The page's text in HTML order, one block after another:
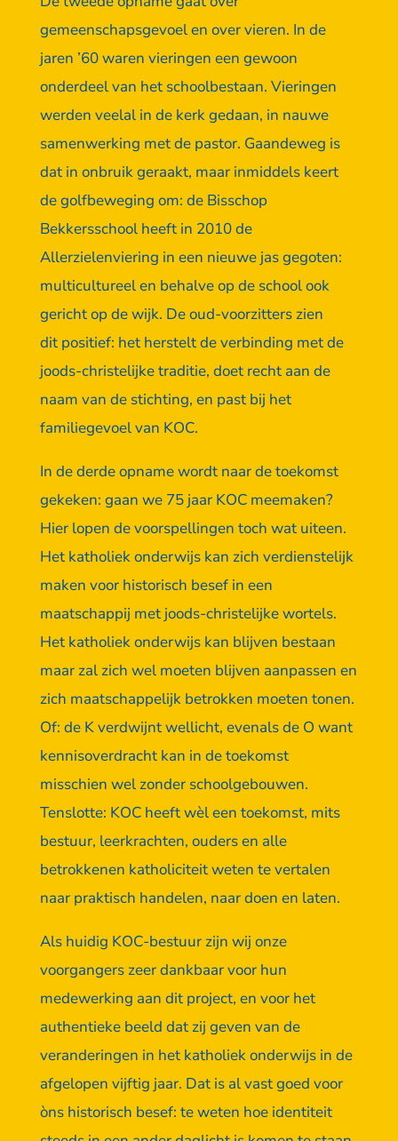
gemeenschapsgevoel en over vieren. In de
jaren ’60 waren vieringen een gewoon
onderdeel van het schoolbestaan. Vieringen
werden veelal in de kerk gedaan, in nauwe
samenwerking met de pastor. Gaandeweg is
dat in onbruik geraakt, maar inmiddels keert
de golfbeweging om: de Bisschop
Bekkersschool heeft in 2010 de
Allerzielenviering in een nieuwe jas gegoten:
multicultureel en behalve op de school ook
gericht op de wijk. De oud-voorzitters zien
dit positief: het herstelt de verbinding met de
joods-christelijke traditie, doet recht aan de
naam van de stichting, en past bij het
familiegevoel van KOC.
In de derde opname wordt naar de toekomst
gekeken: gaan we 75 jaar KOC meemaken?
Hier lopen de voorspellingen toch wat uiteen.
Het katholiek onderwijs kan zich verdienstelijk
maken voor historisch besef in een
maatschappij met joods-christelijke wortels.
Het katholiek onderwijs kan blijven bestaan
maar zal zich wel moeten blijven aanpassen en
zich maatschappelijk betrokken moeten tonen.
Of: de K verdwijnt wellicht, evenals de O want
kennisoverdracht kan in de toekomst
misschien wel zonder schoolgebouwen.
Tenslotte: KOC heeft wèl een toekomst, mits
bestuur, leerkrachten, ouders en alle
betrokkenen katholiciteit weten te vertalen
naar praktisch handelen, naar doen en laten.
Als huidig KOC-bestuur zijn wij onze
voorgangers zeer dankbaar voor hun
medewerking aan dit project, en voor het
authentieke beeld dat zij geven van de
veranderingen in het katholiek onderwijs in de
afgelopen vijftig jaar. Dat is al vast goed voor
òns historisch besef: te weten hoe identiteit